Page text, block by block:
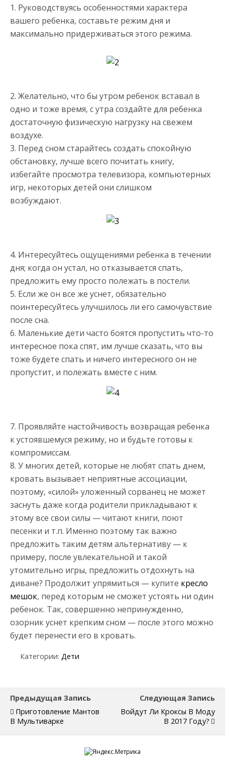
1. Руководствуясь особенностями характера
вашего ребенка, составьте режим дня и
максимально придерживаться этого режима.
2. Желательно, что бы утром ребенок вставал в
одно и тоже время, с утра создайте для ребенка
достаточную физическую нагрузку на свежем
воздухе.
3. Перед сном старайтесь создать спокойную
обстановку, лучше всего почитать книгу,
избегайте просмотра телевизора, компьютерных
игр, некоторых детей они слишком
возбуждают.
4. Интересуйтесь ощущениями ребенка в течении
дня; когда он устал, но отказывается спать,
предложить ему просто полежать в постели.
5. Если же он все же уснет, обязательно
поинтересуйтесь улучшилось ли его самочувствие
после сна.
6. Маленькие дети часто боятся пропустить что-то
интересное пока спят, им лучше сказать, что вы
тоже будете спать и ничего интересного он не
пропустит, и полежать вместе с ним.
7. Проявляйте настойчивость возвращая ребенка
к устоявшемуся режиму, но и будьте готовы к
компромиссам.
8. У многих детей, которые не любят спать днем,
кровать вызывает неприятные ассоциации,
поэтому, «силой» уложенный сорванец не может
заснуть даже когда родители прикладывают к
этому все свои силы — читают книги, поют
песенки и т.п. Именно поэтому так важно
предложить таким детям альтернативу — к
примеру, после увлекательной и такой
утомительно игры, предложить отдохнуть на
диване? Продолжит упрямиться — купите кресло
мешок, перед которым не сможет устоять ни один
ребенок. Так, совершенно непринужденно,
озорник уснет крепким сном — после этого можно
будет перенести его в кровать.
Категории: Дети
Предыдущая Запись
Приготовление Мантов
В Мультиварке
Следующая Запись
Войдут Ли Кроксы В Моду
В 2017 Году?